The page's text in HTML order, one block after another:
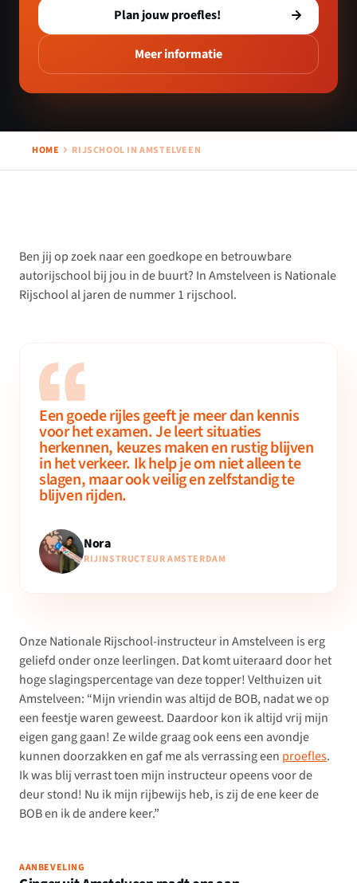
Plan jouw proefles!
Meer informatie
HOME RIJSCHOOL IN AMSTELVEEN
Ben jij op zoek naar een goedkope en betrouwbare
autorijschool bij jou in de buurt? In Amstelveen is Nationale
Rijschool al jaren de nummer 1 rijschool.
Een goede rijles geeft je meer dan kennis
voor het examen. Je leert situaties
herkennen, keuzes maken en rustig blijven
in het verkeer. Ik help je om niet alleen te
slagen, maar ook veilig en zelfstandig te
blijven rijden.
Nora
RIJINSTRUCTEUR AMSTERDAM
Onze Nationale Rijschool-instructeur in Amstelveen is erg
geliefd onder onze leerlingen. Dat komt uiteraard door het
hoge slagingspercentage van deze topper! Velthuizen uit
Amstelveen: “Mijn vriendin was altijd de BOB, nadat we op
een feestje waren geweest. Daardoor kon ik altijd vrij mijn
eigen gang gaan! Ze wilde graag ook eens een avondje
kunnen doorzakken en gaf me als verrassing een proefles.
Ik was blij verrast toen mijn instructeur opeens voor de
deur stond! Nu ik mijn rijbewijs heb, is zij de ene keer de
BOB en ik de andere keer.”
AANBEVELING